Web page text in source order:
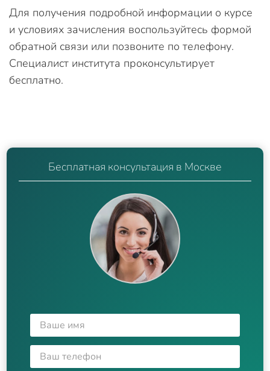
Для получения подробной информации о курсе
и условиях зачисления воспользуйтесь формой
обратной связи или позвоните по телефону.
Специалист института проконсультирует
бесплатно.
Бесплатная консультация в Москве